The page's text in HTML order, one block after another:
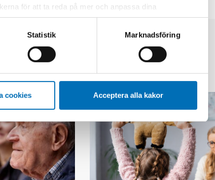
för att ta reda på mer och anpassa dina
din upplevelse av webbplatsen och de tjänster
användningen av cookies kan du alltid radera dem
Statistik Marknadsföring
cookies Acceptera alla kakor